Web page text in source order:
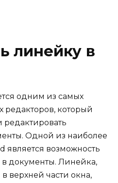
линейку в
одним из самых
редакторов, который
редактировать
Одной из наиболее
возможность
документы. Линейка,
верхней части окна,